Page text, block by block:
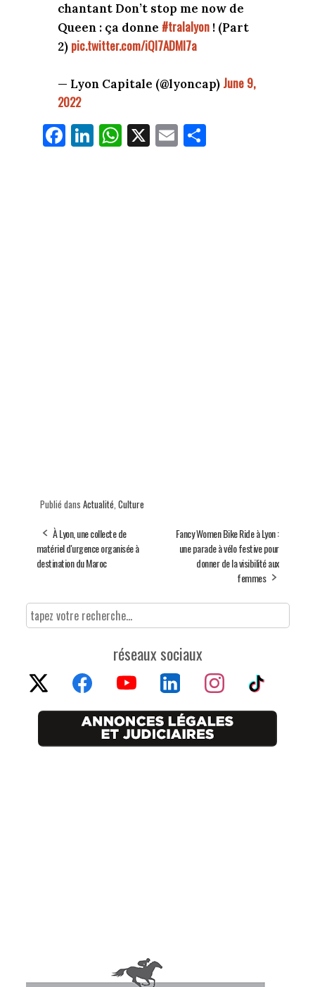
chantant Don’t stop me now de
Queen : ça donne #tralalyon ! (Part
2) pic.twitter.com/iQI7ADMI7a
— Lyon Capitale (@lyoncap) June 9,
2022
Fa
ce
Li
nk
W
ha
X E
m
Pa
rt
Publié dans Actualité Culture
À Lyon, une collecte de
matériel d'urgence organisée à
destination du Maroc
Fancy Women Bike Ride à Lyon :
une parade à vélo festive pour
donner de la visibilité aux
femmes
réseaux sociaux